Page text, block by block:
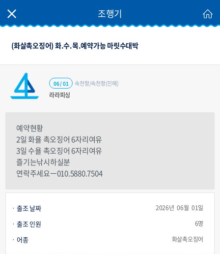
조행기
(화살촉오징어) 화.수.목.예약가능 마릿수대박
라라피싱
속천항/속천항(진해)
06 / 01
예약현황
2일 화욜 촉오징어 6자리여유
3일 수욜 촉오징어 6자리여유
즐기는낚시하실분
연락주세요ㅡ010.5880.7504
출조 날짜 2026년 06월 01일
출조 인원 6명
어종 화살촉오징어